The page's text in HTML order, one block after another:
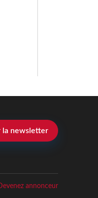
la newsletter
annonceur